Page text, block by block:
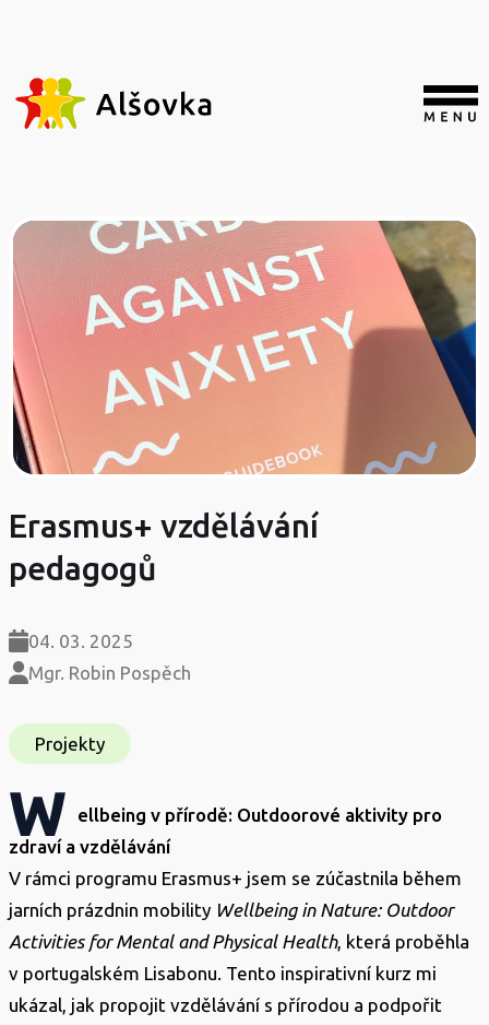
Erasmus+ vzdělávání
pedagogů
04. 03. 2025
Mgr. Robin Pospěch
Projekty
W
ellbeing v přírodě: Outdoorové aktivity pro
zdraví a vzdělávání
V rámci programu Erasmus+ jsem se zúčastnila během
jarních prázdnin mobility Wellbeing in Nature: Outdoor
Activities for Mental and Physical Health, která proběhla
v portugalském Lisabonu. Tento inspirativní kurz mi
ukázal, jak propojit vzdělávání s přírodou a podpořit